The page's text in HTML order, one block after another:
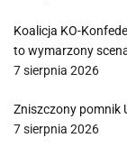
Koalicja KO-
to wymarzony
7 sierpnia 2026
Zniszczony pomnik
7 sierpnia 2026